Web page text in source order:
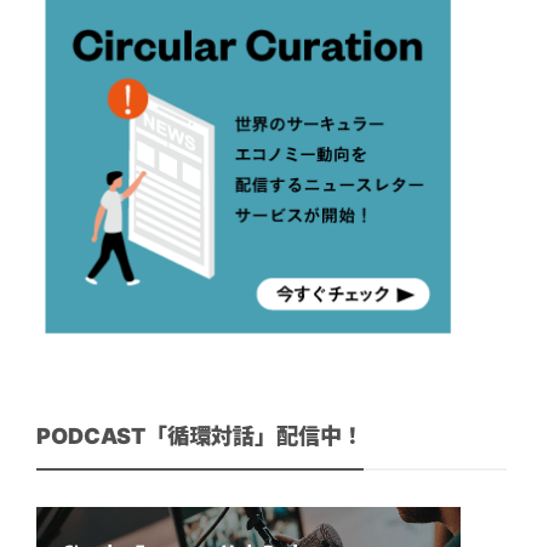
PODCAST「循環対話」配信中！